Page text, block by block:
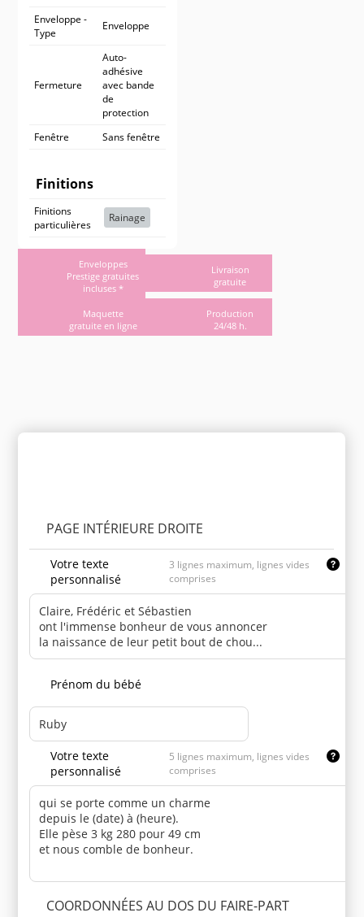
Enveloppe -
Type
Enveloppe
Fermeture
Auto-
adhésive
avec bande
de
protection
Fenêtre
Sans fenêtre
Finitions
Finitions
particulières
Rainage
Enveloppes
Prestige gratuites
incluses *
Livraison
gratuite
Maquette
gratuite en ligne
Production
24/48 h.
PAGE INTÉRIEURE DROITE
Votre texte
personnalisé
3 lignes maximum, lignes vides
comprises
Prénom du bébé
Votre texte
personnalisé
5 lignes maximum, lignes vides
comprises
COORDONNÉES AU DOS DU FAIRE-PART